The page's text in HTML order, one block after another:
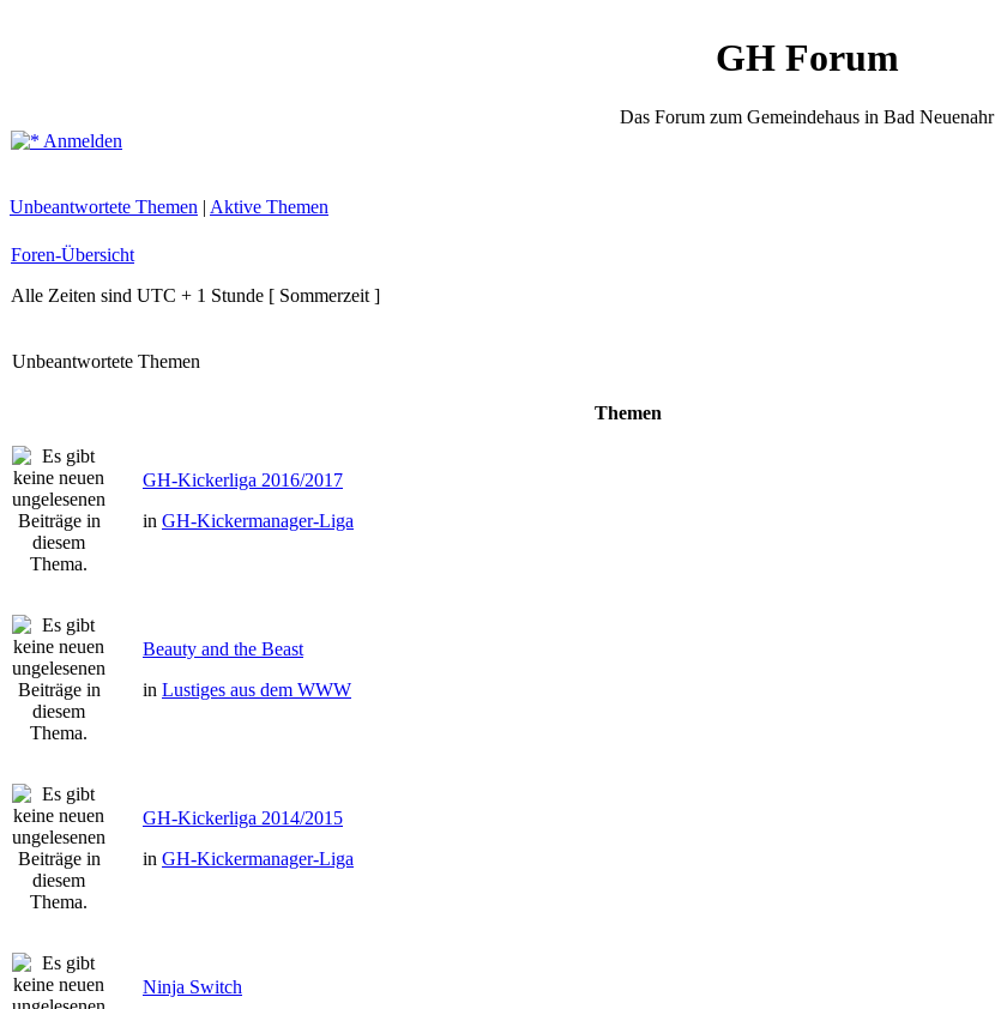
GH Forum
Das Forum zum Gemeindehaus in Bad Neuenahr
Anmelden
Unbeantwortete Themen | Aktive Themen
Foren-Übersicht
Alle Zeiten sind UTC + 1 Stunde [ Sommerzeit ]
Unbeantwortete Themen
Themen
GH-Kickerliga 2016/2017
in GH-Kickermanager-Liga
Beauty and the Beast
in Lustiges aus dem WWW
GH-Kickerliga 2014/2015
in GH-Kickermanager-Liga
Ninja Switch